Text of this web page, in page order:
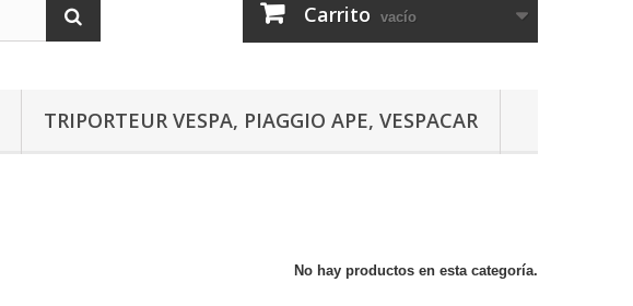
Carrito vacío
TRIPORTEUR VESPA, PIAGGIO APE, VESPACAR
No hay productos en esta categoría.